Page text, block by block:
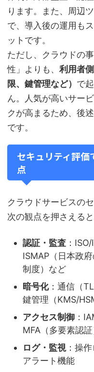
ります。また、周辺
で、導入後の運用も
ットです。
ただし、クラウドの
性」よりも、 利用者
限、鍵管理など） で
ん。人気が高いサー
クが高まるため、後
です。
セキュリティ評
点
クラウドサービスの
次の観点を押さえる
認証・監査 ：
ISMAP（日本政
制度）など
暗号化：通信（
鍵管理（KMS/
アクセス制御 ：
MFA（多要素認
ログ・監視：操作
アラート機能